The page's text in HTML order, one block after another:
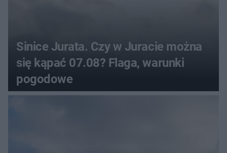
Sinice Jurata. Czy w Juracie można
się kąpać 07.08? Flaga, warunki
pogodowe